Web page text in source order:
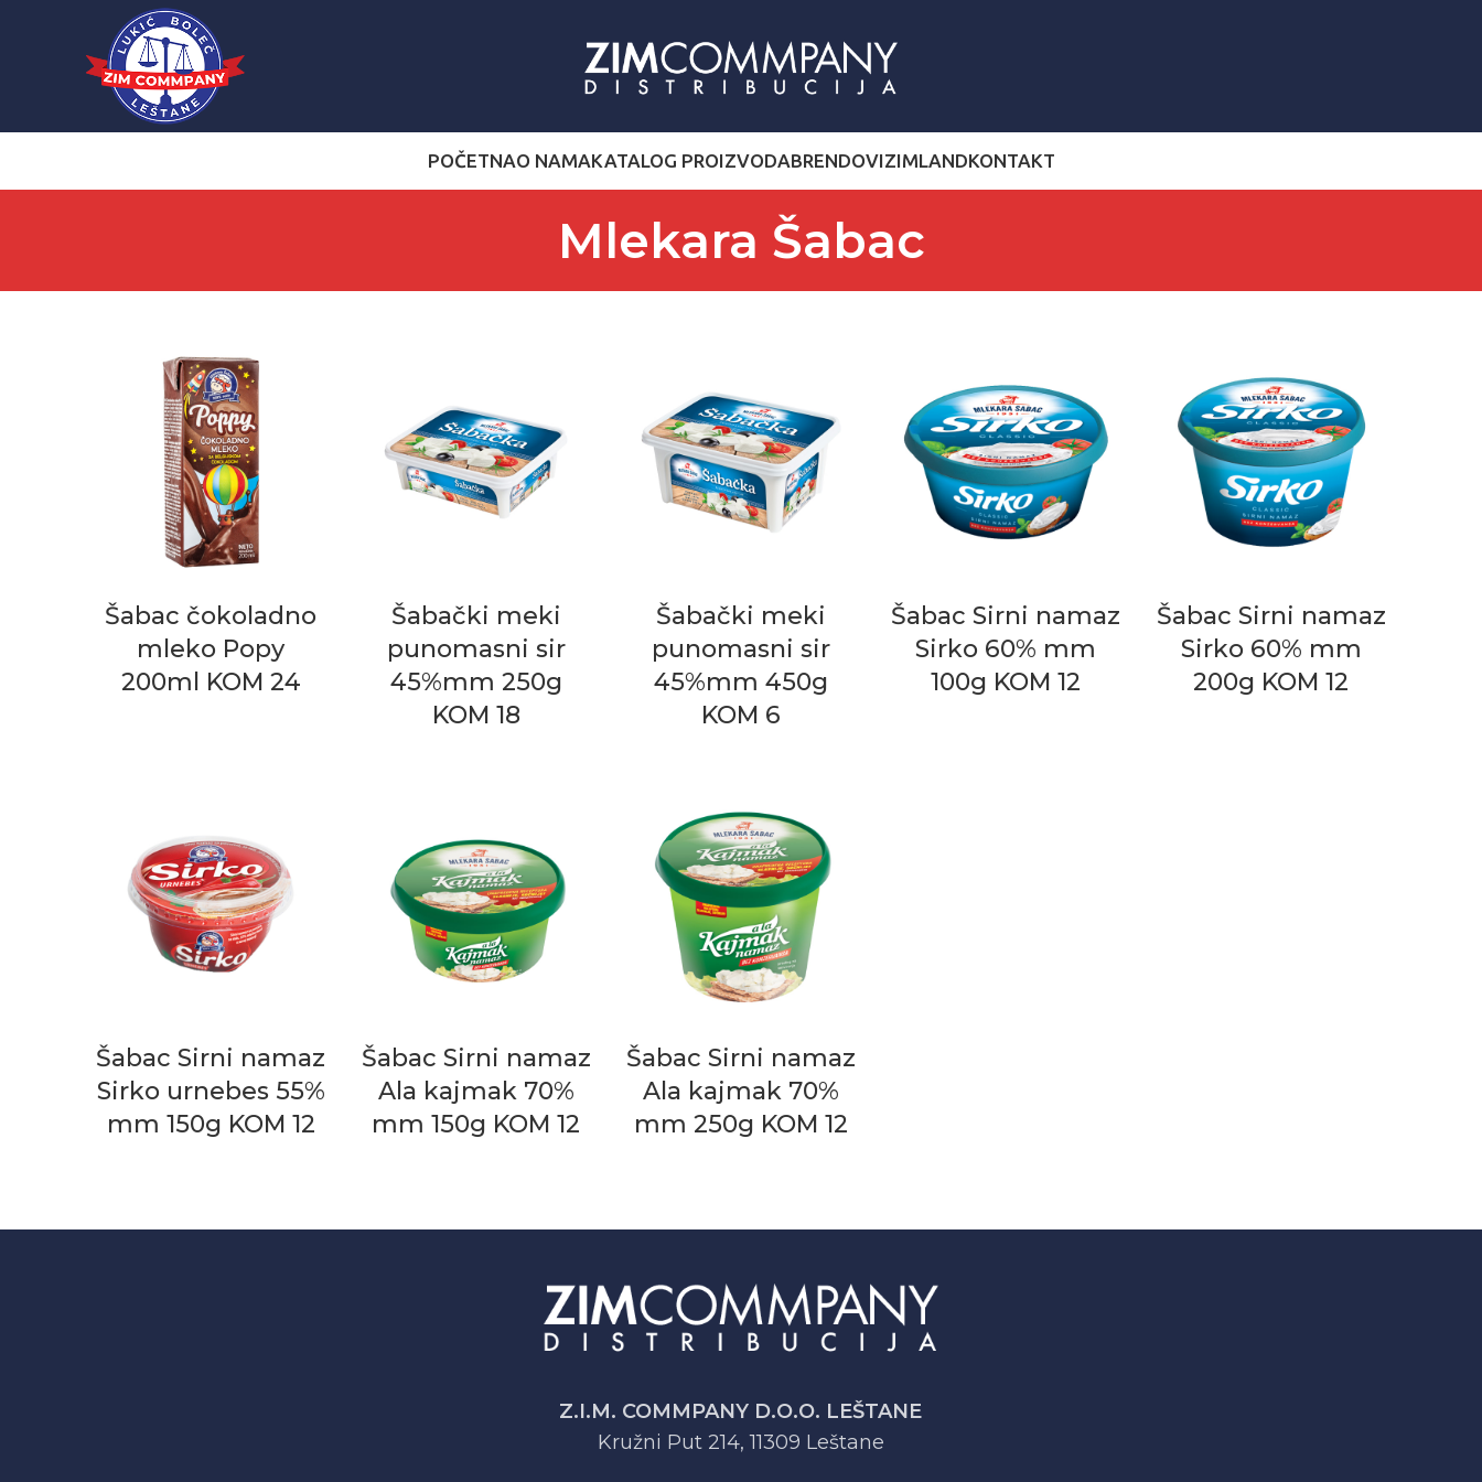
POČETNAO NAMAKATALOG PROIZVODABRENDOVIZIMLANDKONTAKT
Mlekara Šabac
Šabac čokoladno
mleko Popy
200ml KOM 24
Šabački meki
punomasni sir
45%mm 250g
KOM 18
Šabački meki
punomasni sir
45%mm 450g
KOM 6
Šabac Sirni namaz
Sirko 60% mm
100g KOM 12
Šabac Sirni namaz
Sirko 60% mm
200g KOM 12
Šabac Sirni namaz
Sirko urnebes 55%
mm 150g KOM 12
Šabac Sirni namaz
Ala kajmak 70%
mm 150g KOM 12
Šabac Sirni namaz
Ala kajmak 70%
mm 250g KOM 12
Z.I.M. COMMPANY D.O.O. LEŠTANE
Kružni Put 214, 11309 Leštane